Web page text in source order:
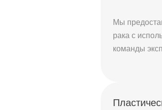
Мы
рака с
команды